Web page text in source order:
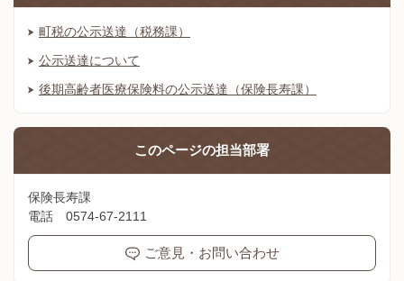
町税の公示送達（税務課）
公示送達について
後期高齢者医療保険料の公示送達（保険長寿課）
このページの担当部署
保険長寿課
電話 0574-67-2111
ご意見・お問い合わせ